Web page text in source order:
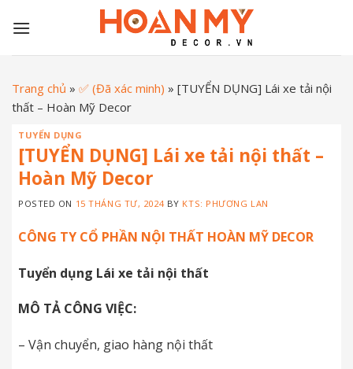
Trang chủ » ✅ (Đã xác minh) » [TUYỂN DỤNG] Lái xe tải nội
thất – Hoàn Mỹ Decor
TUYỂN DỤNG
[TUYỂN DỤNG] Lái xe tải nội thất –
Hoàn Mỹ Decor
POSTED ON 15 THÁNG TƯ, 2024BY KTS: PHƯƠNG LAN
CÔNG TY CỔ PHẦN NỘI THẤT HOÀN MỸ DECOR
Tuyển dụng Lái xe tải nội thất
MÔ TẢ CÔNG VIỆC:
– Vận chuyển, giao hàng nội thất